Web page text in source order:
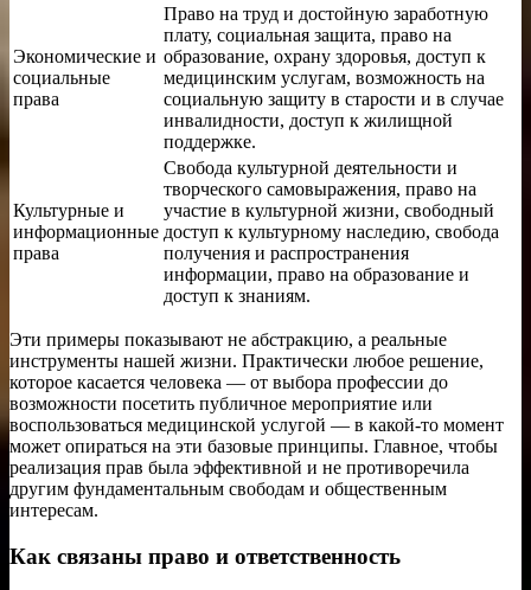
Экономические и
социальные
права
Право на труд и достойную заработную
плату, социальная защита, право на
образование, охрану здоровья, доступ к
медицинским услугам, возможность на
социальную защиту в старости и в случае
инвалидности, доступ к жилищной
поддержке.
Культурные и
информационные
права
Свобода культурной деятельности и
творческого самовыражения, право на
участие в культурной жизни, свободный
доступ к культурному наследию, свобода
получения и распространения
информации, право на образование и
доступ к знаниям.
Эти примеры показывают не абстракцию, а реальные
инструменты нашей жизни. Практически любое решение,
которое касается человека — от выбора профессии до
возможности посетить публичное мероприятие или
воспользоваться медицинской услугой — в какой-то момент
может опираться на эти базовые принципы. Главное, чтобы
реализация прав была эффективной и не противоречила
другим фундаментальным свободам и общественным
интересам.
Как связаны право и ответственность